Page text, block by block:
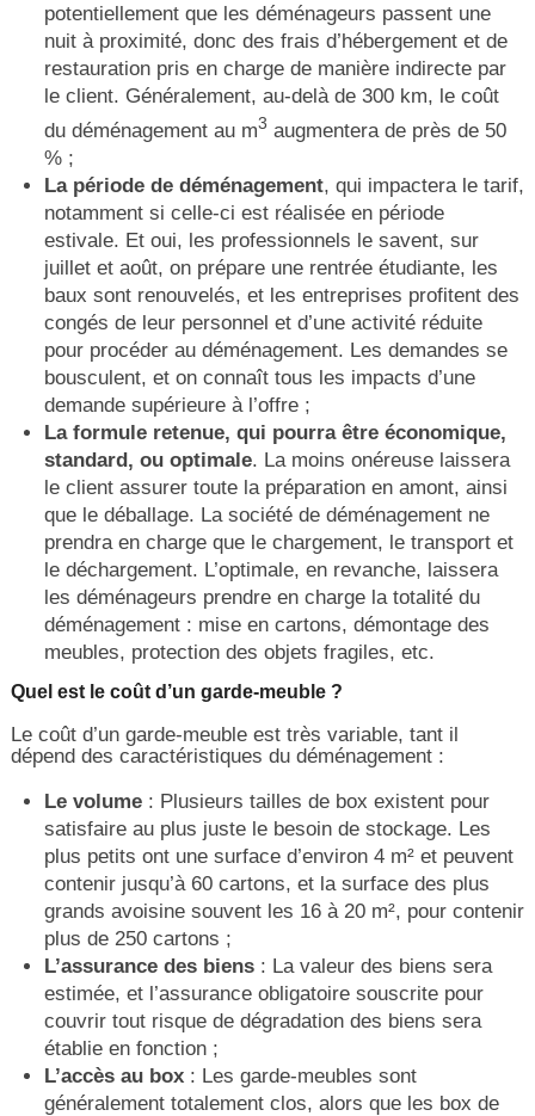
potentiellement que les déménageurs passent une
nuit à proximité, donc des frais d’hébergement et de
restauration pris en charge de manière indirecte par
le client. Généralement, au-delà de 300 km, le coût
du déménagement au m3 augmentera de près de 50
% ;
La période de déménagement, qui impactera le tarif,
notamment si celle-ci est réalisée en période
estivale. Et oui, les professionnels le savent, sur
juillet et août, on prépare une rentrée étudiante, les
baux sont renouvelés, et les entreprises profitent des
congés de leur personnel et d’une activité réduite
pour procéder au déménagement. Les demandes se
bousculent, et on connaît tous les impacts d’une
demande supérieure à l’offre ;
La formule retenue, qui pourra être économique,
standard, ou optimale. La moins onéreuse laissera
le client assurer toute la préparation en amont, ainsi
que le déballage. La société de déménagement ne
prendra en charge que le chargement, le transport et
le déchargement. L’optimale, en revanche, laissera
les déménageurs prendre en charge la totalité du
déménagement : mise en cartons, démontage des
meubles, protection des objets fragiles, etc.
Quel est le coût d’un garde-meuble ?
Le coût d’un garde-meuble est très variable, tant il
dépend des caractéristiques du déménagement :
Le volume: Plusieurs tailles de box existent pour
satisfaire au plus juste le besoin de stockage. Les
plus petits ont une surface d’environ 4 m² et peuvent
contenir jusqu’à 60 cartons, et la surface des plus
grands avoisine souvent les 16 à 20 m², pour contenir
plus de 250 cartons ;
L’assurance des biens: La valeur des biens sera
estimée, et l’assurance obligatoire souscrite pour
couvrir tout risque de dégradation des biens sera
établie en fonction ;
L’accès au box: Les garde-meubles sont
généralement totalement clos, alors que les box de